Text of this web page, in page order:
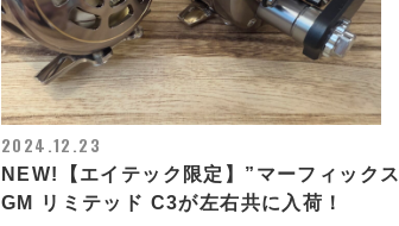
2024.12.23
NEW!【エイテック限定】”マーフィックス
GM リミテッド C3が左右共に入荷！